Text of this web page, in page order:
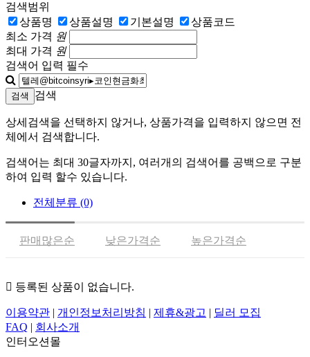
검색범위
상품명
상품설명 기본설명
상품코드
최소 가격 원
최대 가격 원
검색어 입력 필수
검색
상세검색을 선택하지 않거나, 상품가격을 입력하지 않으면 전
체에서 검색합니다.
검색어는 최대 30글자까지, 여러개의 검색어를 공백으로 구분
하여 입력 할수 있습니다.
전체분류 (0)
판매많은순 낮은가격순 높은가격순
등록된 상품이 없습니다.
이용약관 | 개인정보처리방침 | 제휴&광고 | 딜러 모집
FAQ | 회사소개
인터오션몰